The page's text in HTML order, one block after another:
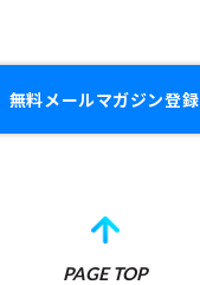
無料メールマガジン登録
PAGE TOP